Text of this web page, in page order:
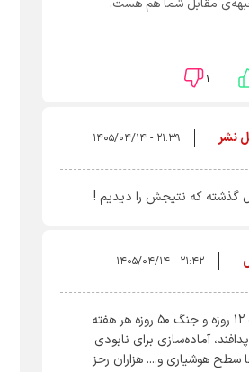
مقابل شما هم هست.
۱
نشر ۲۱:۳۹ - ۱۴۰۵/۰۴/۱۴
۲۱:۴۲ - ۱۴۰۵/۰۴/۱۴
مابین جنگ ۱۲ روزه و جنگ ۵۰ روزه هر هفته
پدافند، آماده‌سازی برای نابودی
سطح هوشیاری و.... هزاران رحز